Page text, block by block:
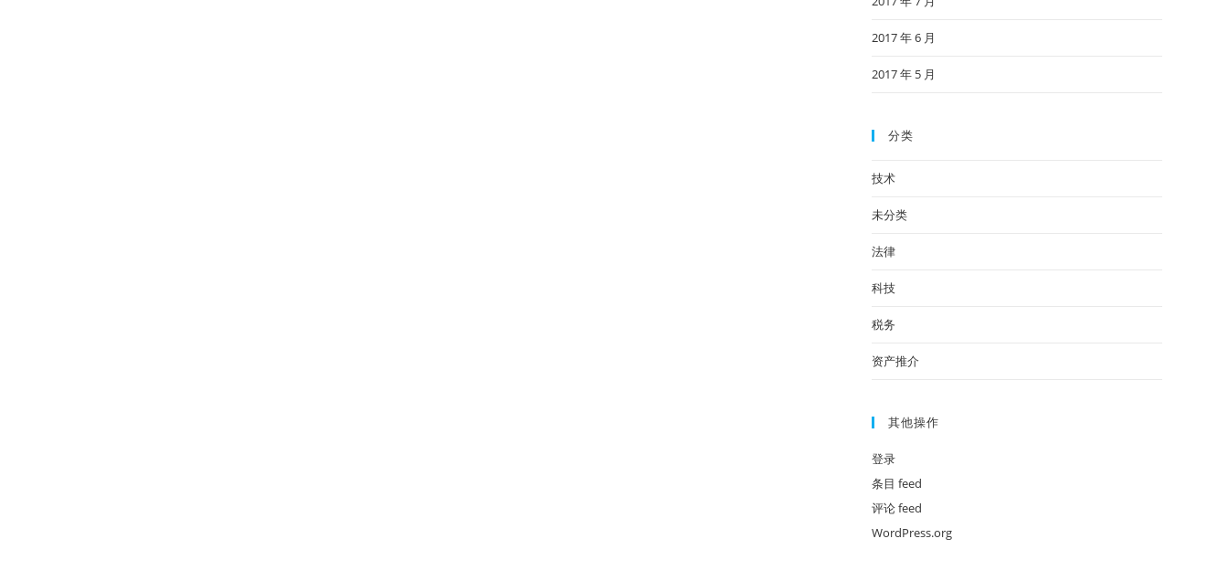
2017 年 6 月
2017 年 5 月
分类
技术
未分类
法律
科技
税务
资产推介
其他操作
登录
条目 feed
评论 feed
WordPress.org